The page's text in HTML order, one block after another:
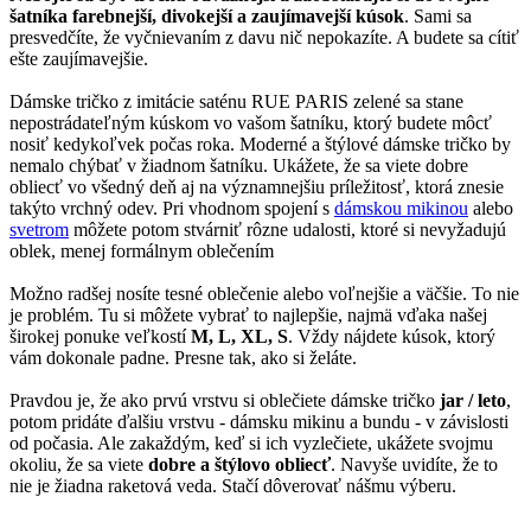
šatníka farebnejší, divokejší a zaujímavejší kúsok. Sami sa
presvedčíte, že vyčnievaním z davu nič nepokazíte. A budete sa cítiť
ešte zaujímavejšie.
Dámske tričko z imitácie saténu RUE PARIS zelené sa stane
nepostrádateľným kúskom vo vašom šatníku, ktorý budete môcť
nosiť kedykoľvek počas roka. Moderné a štýlové dámske tričko by
nemalo chýbať v žiadnom šatníku. Ukážete, že sa viete dobre
obliecť vo všedný deň aj na významnejšiu príležitosť, ktorá znesie
takýto vrchný odev. Pri vhodnom spojení s dámskou mikinou alebo
svetrom môžete potom stvárniť rôzne udalosti, ktoré si nevyžadujú
oblek, menej formálnym oblečením
Možno radšej nosíte tesné oblečenie alebo voľnejšie a väčšie. To nie
je problém. Tu si môžete vybrať to najlepšie, najmä vďaka našej
širokej ponuke veľkostíM, L, XL, S. Vždy nájdete kúsok, ktorý
vám dokonale padne. Presne tak, ako si želáte.
Pravdou je, že ako prvú vrstvu si oblečiete dámske tričko jar / leto,
potom pridáte ďalšiu vrstvu - dámsku mikinu a bundu - v závislosti
od počasia. Ale zakaždým, keď si ich vyzlečiete, ukážete svojmu
okoliu, že sa viete dobre a štýlovo obliecť. Navyše uvidíte, že to
nie je žiadna raketová veda. Stačí dôverovať nášmu výberu.